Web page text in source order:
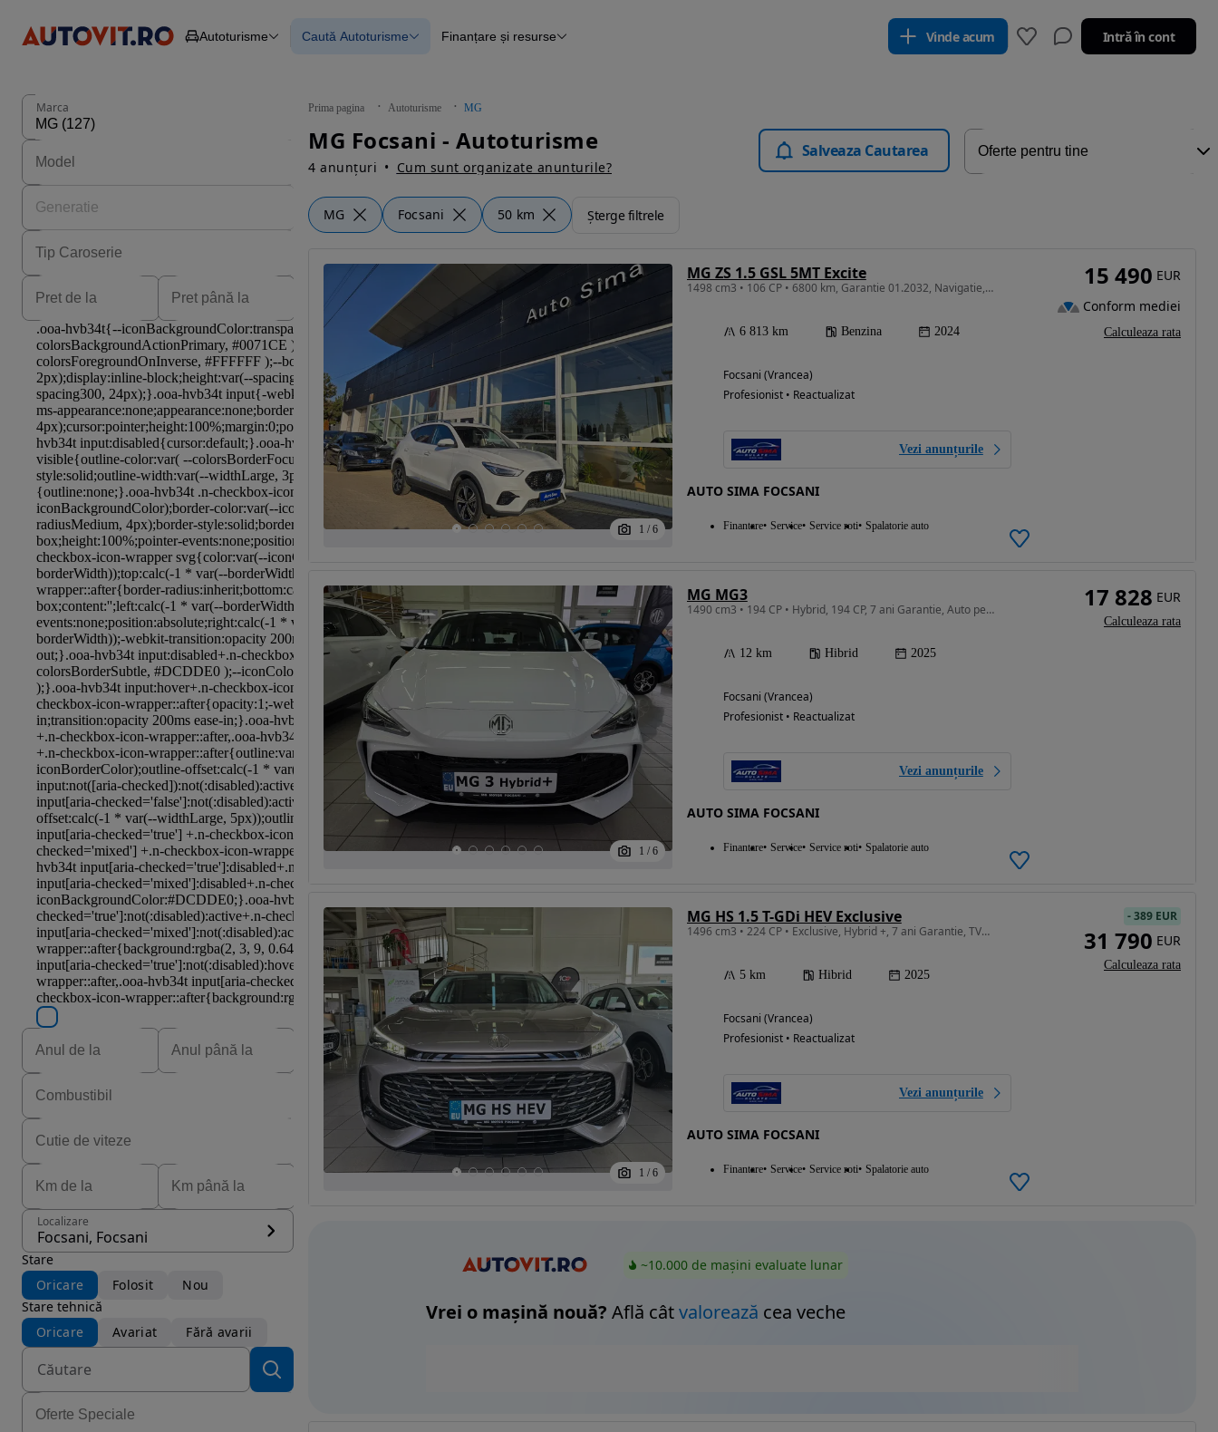
Autoturisme
Autoturisme
Mașini electrice
Mașini cu detalii verificate
Caută Autoturisme
Blog Autovit.ro
Finanțare și resurse Vinde acum Intră în cont
Prima pagina Autoturisme MG
MG Focsani - Autoturisme
4 anunțuri Cum sunt organizate anunturile?
Salveaza Cautarea
MG Focsani 50 km Șterge filtrele
Marca
finantare
Localizare
Focsani, Focsani
Stare
Oricare
Folosit
Nou
Stare tehnică
Oricare
Avariat Fără avarii
1 / 6
MG ZS 1.5 GSL 5MT Excite
1498 cm3 • 106 CP • 6800 km, Garantie 01.2032, Navigatie, LED, Unic proprietar de nou
6 813 km Benzina 2024
Focsani (Vrancea)
Profesionist • Reactualizat
Vezi anunțurile
AUTO SIMA FOCSANI
Finantare Service Service roti Spalatorie auto
15 490 EUR
Conform mediei
Calculeaza rata
1 / 6
MG MG3
1490 cm3 • 194 CP • Hybrid, 194 CP, 7 ani Garantie, Auto pe stoc cu livrare imediata
12 km Hibrid 2025
Focsani (Vrancea)
Profesionist • Reactualizat
Vezi anunțurile
AUTO SIMA FOCSANI
Finantare Service Service roti Spalatorie auto
17 828 EUR
Calculeaza rata
1 / 6
MG HS 1.5 T-GDi HEV Exclusive
1496 cm3 • 224 CP • Exclusive, Hybrid +, 7 ani Garantie, TVA inclus, Auto pe stoc
5 km Hibrid 2025
Focsani (Vrancea)
Profesionist • Reactualizat
Vezi anunțurile
AUTO SIMA FOCSANI
Finantare Service Service roti Spalatorie auto
-389 EUR
31 790 EUR
Calculeaza rata
~10.000 de mașini evaluate lunar
Vrei o mașină nouă? Află câtvalorează cea veche